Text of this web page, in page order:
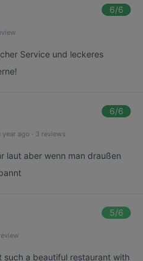
6/6
Service und leckeres
6/6
year ago · 3 reviews
laut aber wenn man draußen
5/6
a beautiful restaurant with